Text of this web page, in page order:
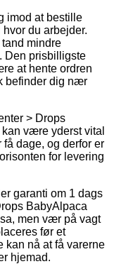
imod at bestille
du arbejder.
mindre
Den prisbilligste
at hente ordren
befinder dig nær
> Drops
være yderst vital
dage, og derfor er
for levering
garanti om 1 dags
BabyAlpaca
men vær på vagt
før et
kan nå at få varerne
hjemad.